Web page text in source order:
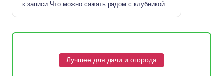
к записи Что можно сажать рядом с клубникой
Лучшее для дачи и огорода